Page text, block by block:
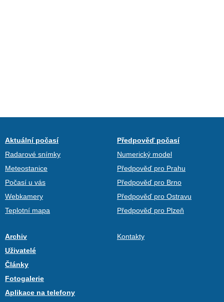
Aktuální počasí
Radarové snímky
Meteostanice
Počasí u vás
Webkamery
Teplotní mapa
Předpověď počasí
Numerický model
Předpověď pro Prahu
Předpověď pro Brno
Předpověď pro Ostravu
Předpověď pro Plzeň
Archiv
Uživatelé
Články
Fotogalerie
Aplikace na telefony
Kontakty